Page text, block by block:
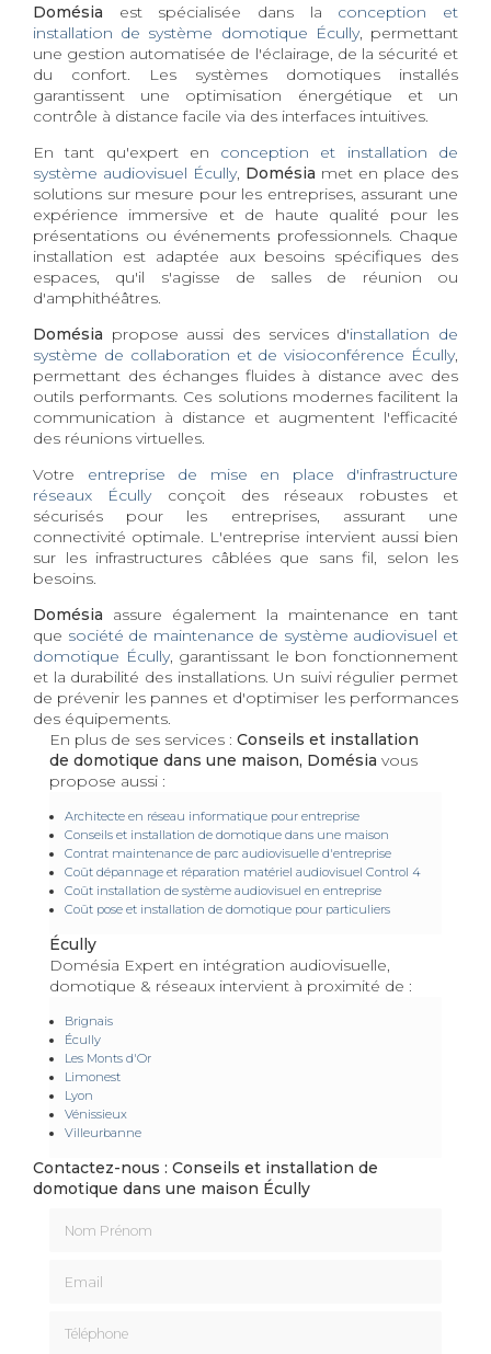
Domésia est spécialisée dans la conception et
installation de système domotique Écully, permettant
une gestion automatisée de l'éclairage, de la sécurité et
du confort. Les systèmes domotiques installés
garantissent une optimisation énergétique et un
contrôle à distance facile via des interfaces intuitives.
En tant qu'expert en conception et installation de
système audiovisuel Écully, Domésia met en place des
solutions sur mesure pour les entreprises, assurant une
expérience immersive et de haute qualité pour les
présentations ou événements professionnels. Chaque
installation est adaptée aux besoins spécifiques des
espaces, qu'il s'agisse de salles de réunion ou
d'amphithéâtres.
Domésia propose aussi des services d'installation de
système de collaboration et de visioconférence Écully,
permettant des échanges fluides à distance avec des
outils performants. Ces solutions modernes facilitent la
communication à distance et augmentent l'efficacité
des réunions virtuelles.
Votre entreprise de mise en place d'infrastructure
réseaux Écullyconçoit des réseaux robustes et
sécurisés pour les entreprises, assurant une
connectivité optimale. L'entreprise intervient aussi bien
sur les infrastructures câblées que sans fil, selon les
besoins.
Domésia assure également la maintenance en tant
que société de maintenance de système audiovisuel et
domotique Écully, garantissant le bon fonctionnement
et la durabilité des installations. Un suivi régulier permet
de prévenir les pannes et d'optimiser les performances
des équipements.
En plus de ses services : Conseils et installation
de domotique dans une maison, Domésia vous
propose aussi :
Architecte en réseau informatique pour entreprise
Conseils et installation de domotique dans une maison
Contrat maintenance de parc audiovisuelle d'entreprise
Coût dépannage et réparation matériel audiovisuel Control 4
Coût installation de système audiovisuel en entreprise
Coût pose et installation de domotique pour particuliers
Écully
Domésia Expert en intégration audiovisuelle,
domotique & réseaux intervient à proximité de :
Brignais
Écully
Les Monts d'Or
Limonest
Lyon
Vénissieux
Villeurbanne
Contactez-nous : Conseils et installation de
domotique dans une maison Écully